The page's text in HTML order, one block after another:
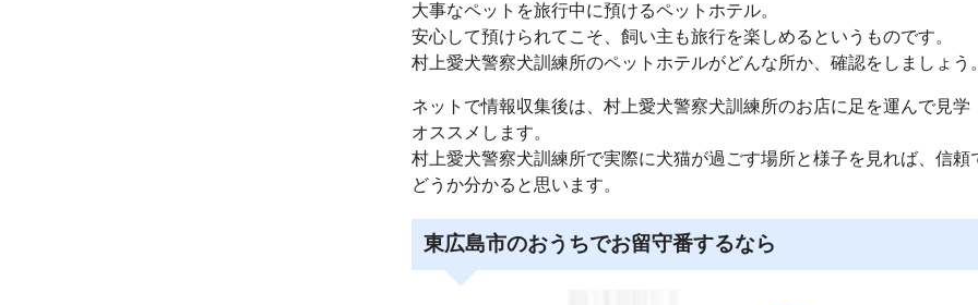
大事なペットを旅行中に預けるペットホテル。
安心して預けられてこそ、飼い主も旅行を楽しめるというものです。
村上愛犬警察犬訓練所のペットホテルがどんな所か、確認をしましょう
ネットで情報収集後は、村上愛犬警察犬訓練所のお店に足を運んで見学
オススメします。
村上愛犬警察犬訓練所で実際に犬猫が過ごす場所と様子を見れば、信頼
どうか分かると思います。
東広島市のおうちでお留守番するなら